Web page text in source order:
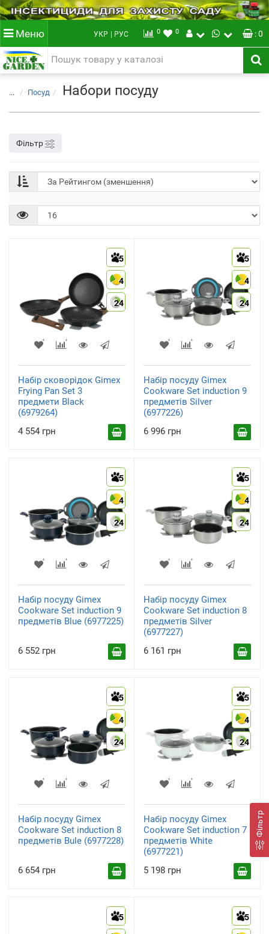
Меню УКР | РУС 0 0 : 0
... Посуд Набори посуду
Фільтр
Фільтр
5
4
24
Набір сковорідок Gimex
Frying Pan Set 3
предмети Black
(6979264)
4 554 грн
5
4
24
Набір посуду Gimex
Cookware Set induction 9
предметів Silver
(6977226)
6 996 грн
5
4
24
Набір посуду Gimex
Cookware Set induction 9
предметів Blue (6977225)
6 552 грн
5
4
24
Набір посуду Gimex
Cookware Set induction 8
предметів Silver
(6977227)
6 161 грн
5
4
24
Набір посуду Gimex
Cookware Set induction 8
предметів Bule (6977228)
6 654 грн
5
4
24
Набір посуду Gimex
Cookware Set induction 7
предметів White
(6977221)
5 198 грн
5 5